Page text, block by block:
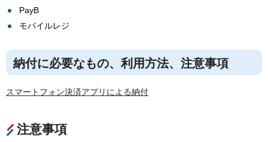
PayB
モバイルレジ
納付に必要なもの、利用方法、注意事項
スマートフォン決済アプリによる納付
注意事項